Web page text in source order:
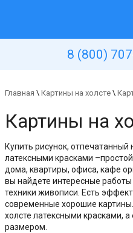
8 (800)
Главная \ Картины на холсте \
Картины на
Купить рисунок, отпечатанный
латексными красками
дома, квартиры, офиса, кафе
вы найдете интересные
техники живописи. Есть
современные хорошие
холсте латексными красками,
размером.